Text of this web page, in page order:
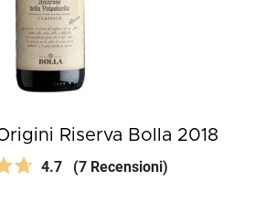
Riserva Bolla 2018
4.7 (7 Recensioni)